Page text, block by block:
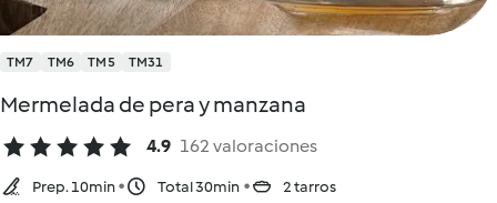
TM7 TM6 TM5 TM31
Mermelada de pera y manzana
4.9 162 valoraciones
Prep. 10min Total 30min 2 tarros